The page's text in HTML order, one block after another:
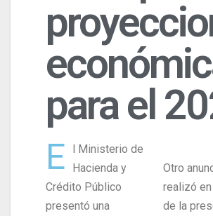
para el
E
l Ministerio de
Hacienda y
Crédito Público
presentó una
Otro
realizó
de la